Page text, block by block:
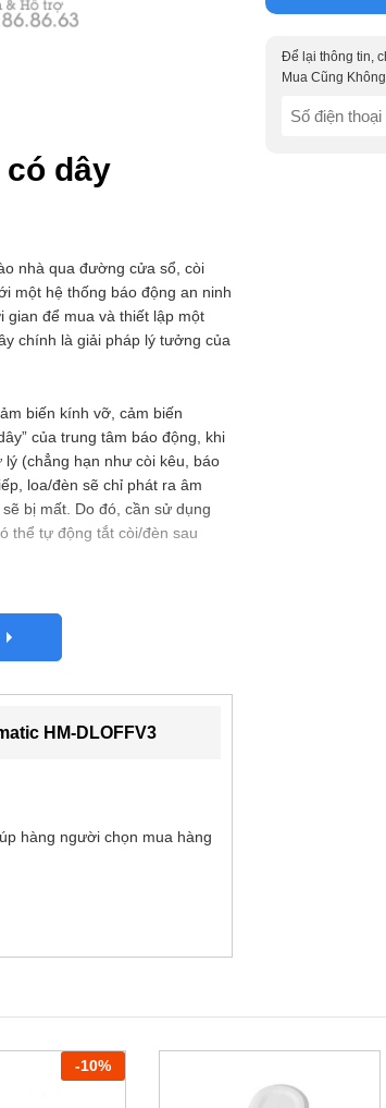
dây
nhà qua đường cửa sổ, còi
một hệ thống báo động an ninh
gian để mua và thiết lập một
chính là giải pháp lý tưởng của
biến kính vỡ, cảm biến
của trung tâm báo động, khi
(chẳng hạn như còi kêu, báo
loa/đèn sẽ chỉ phát ra âm
bị mất. Do đó, cần sử dụng
thể tự động tắt còi/đèn sau
HM-DLOFFV3
hàng người chọn mua hàng
Để lại thông tin,
Mua Cũng
SĐT
-10%